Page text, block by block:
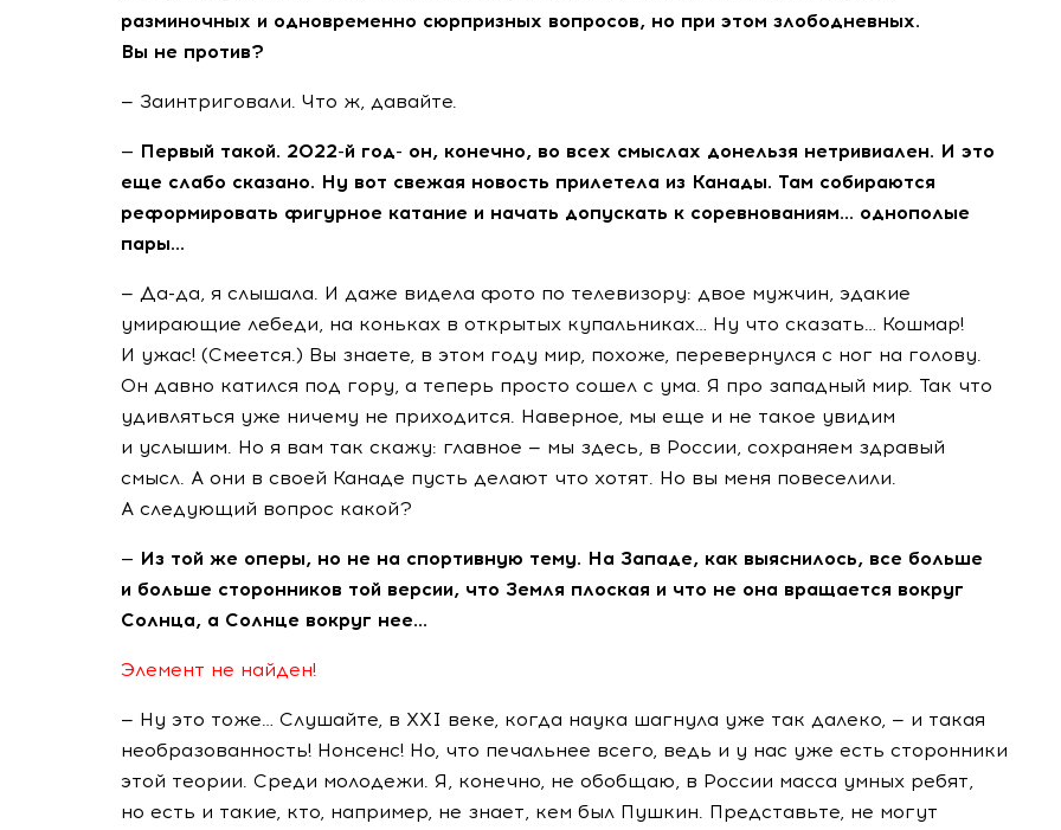
разминочных и одновременно сюрпризных вопросов, но при этом злободневных.
Вы не против?
— Заинтриговали. Что ж, давайте.
— Первый такой. 2022-й год- он, конечно, во всех смыслах донельзя нетривиален. И это
еще слабо сказано. Ну вот свежая новость прилетела из Канады. Там собираются
реформировать фигурное катание и начать допускать к соревнованиям… однополые
пары…
— Да-да, я слышала. И даже видела фото по телевизору: двое мужчин, эдакие
умирающие лебеди, на коньках в открытых купальниках… Ну что сказать… Кошмар!
И ужас! (Смеется.) Вы знаете, в этом году мир, похоже, перевернулся с ног на голову.
Он давно катился под гору, а теперь просто сошел с ума. Я про западный мир. Так что
удивляться уже ничему не приходится. Наверное, мы еще и не такое увидим
и услышим. Но я вам так скажу: главное — мы здесь, в России, сохраняем здравый
смысл. А они в своей Канаде пусть делают что хотят. Но вы меня повеселили.
А следующий вопрос какой?
— Из той же оперы, но не на спортивную тему. На Западе, как выяснилось, все больше
и больше сторонников той версии, что Земля плоская и что не она вращается вокруг
Солнца, а Солнце вокруг нее…
Элемент не найден!
— Ну это тоже… Слушайте, в XXI веке, когда наука шагнула уже так далеко, — и такая
необразованность! Нонсенс! Но, что печальнее всего, ведь и у нас уже есть сторонники
этой теории. Среди молодежи. Я, конечно, не обобщаю, в России масса умных ребят,
но есть и такие, кто, например, не знает, кем был Пушкин. Представьте, не могут